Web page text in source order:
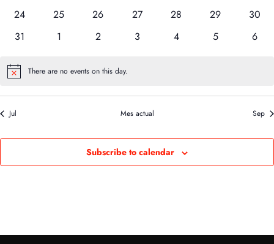
eventos
eventos
eventos
eventos
eventos
eventos
0
eventos
24
0
eventos
25
0
eventos
26
0
eventos
27
0
eventos
28
0
eventos
29
0
30
0
31
0
1
0
2
0
3
0
4
0
5
0
6
Notice There are no events on this day.
Jul Mes actual Sep
Subscribe to calendar